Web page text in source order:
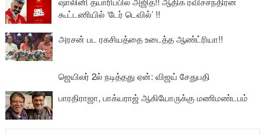
கூட்டணியில் ‘டேர் டெவில்’ !!
அரசன் பட ரகசியத்தை உடைத்த ஆண்ட்ரியா!!
ஜெயிலர் 2ல் நடித்தது ஏன்: விஜய் சேதுபதி
பாரதிராஜா, பாக்யராஜ் ஆகியோருக்கு மணிமண்டபம்